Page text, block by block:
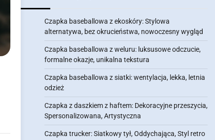
Czapka baseballowa z ekoskóry: Stylowa
alternatywa, bez okrucieństwa, nowoczesny wygląd
Czapka baseballowa z weluru: luksusowe odczucie,
formalne okazje, unikalna tekstura
Czapka baseballowa z siatki: wentylacja, lekka, letnia
odzież
Czapka z daszkiem z haftem: Dekoracyjne przeszycia,
Spersonalizowana, Artystyczna
Czapka trucker: Siatkowy tył, Oddychająca, Styl retro